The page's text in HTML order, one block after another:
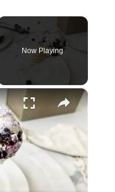
Now Playing
×
No-Churn Blueberry Pie Ice Cream Recipe